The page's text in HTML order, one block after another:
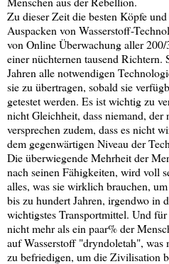
Zu dieser Zeit die besten Köpfe
Auspacken von Wasserstoff-
von Online Überwachung aller
einer nüchternen tausend Richtern.
Jahren alle notwendigen
sie zu übertragen, sobald sie
getestet werden. Es ist wichtig zu
nicht Gleichheit, dass niemand,
versprechen zudem, dass es nicht
dem gegenwärtigen Niveau der
Die überwiegende Mehrheit der
nach seinen Fähigkeiten, wird voll
alles, was sie wirklich brauchen,
bis zu hundert Jahren, irgendwo in
wichtigstes Transportmittel. Und
nicht mehr als ein paar% der
auf Wasserstoff "dryndoletah", was
zu befriedigen, um die Zivilisation